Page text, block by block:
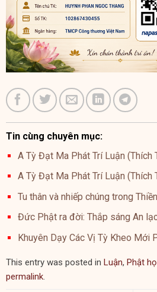
Tin cùng chuyên mục:
A Tỳ Đạt Ma Phát Trí Luận (Thích
A Tỳ Đạt Ma Phát Trí Luận (Thích
Tu thân và nhiếp chúng trong
Đức Phật ra đời: Thắp sáng An
Khuyên Dạy Các Vị Tỳ Kheo Mới
This entry was posted in Luận, Phật
permalink.